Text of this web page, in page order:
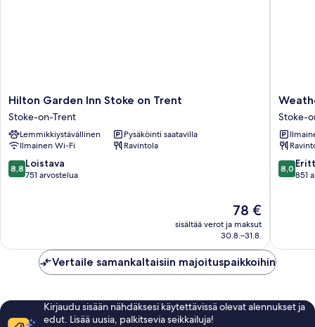
Hilton
Garden
Inn
Stoke
on
Trent
Stoke-
Hilton Garden Inn Stoke on Trent
Stoke-on-Trent
Lemmikkiystävällinen
Pysäköinti saatavilla
Ilmainen Wi-Fi
Ravintola
8.8
kautta
8,8 Loistava
751 arvostelua
Hinta
78 €
78 €
sisältää verot ja maksut
30.8.–31.8.
Hotel
by
Greene
King
Inns
Stoke-
Stoke-
8.0
kautta
8,0
851
Vertaile samankaltaisiin majoituspaikkoihin
Kirjaudu sisään nähdäksesi käytettävissä olevat alennukset ja
edut. Lisää uusia, palkitsevia seikkailuja!